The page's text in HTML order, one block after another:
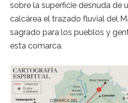
sobre la superficie desnuda de
calcárea el trazado fluvial del
sagrado para los pueblos y
esta comarca.